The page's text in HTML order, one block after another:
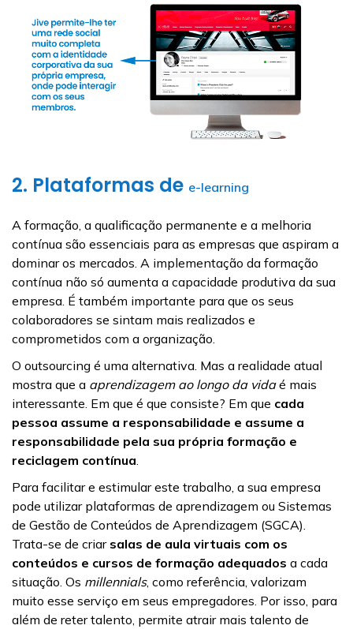
2. Plataformas de e-learning
A formação, a qualificação permanente e a melhoria
contínua são essenciais para as empresas que aspiram a
dominar os mercados. A implementação da formação
contínua não só aumenta a capacidade produtiva da sua
empresa. É também importante para que os seus
colaboradores se sintam mais realizados e
comprometidos com a organização.
O outsourcing é uma alternativa. Mas a realidade atual
mostra que a aprendizagem ao longo da vidaé mais
interessante. Em que é que consiste? Em que cada
pessoa assume a responsabilidade e assume a
responsabilidade pela sua própria formação e
reciclagem contínua
Para facilitar e estimular este trabalho, a sua empresa
pode utilizar plataformas de aprendizagem ou Sistemas
de Gestão de Conteúdos de Aprendizagem (SGCA).
Trata-se de criar salas de aula virtuais com os
conteúdos e cursos de formação adequados a cada
situação. Os millennials, como referência, valorizam
muito esse serviço em seus empregadores. Por isso, para
além de reter talento, permite atrair mais talento de